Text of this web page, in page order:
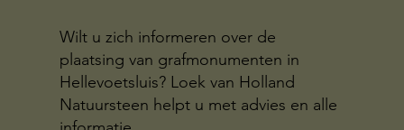
Wilt u zich informeren over de
plaatsing van grafmonumenten in
Hellevoetsluis? Loek van Holland
Natuursteen helpt u met advies en alle